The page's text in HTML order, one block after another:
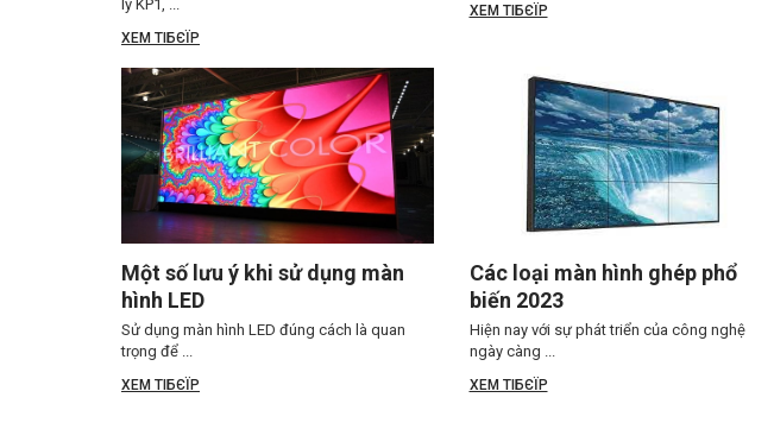
lý KP1, ...
XEM TIБЄЇP
XEM TIБЄЇP
Một số lưu ý khi sử dụng màn
hình LED
Sử dụng màn hình LED đúng cách là quan
trọng để ...
XEM TIБЄЇP
Các loại màn hình ghép phổ
biến 2023
Hiện nay với sự phát triển của công nghệ
ngày càng ...
XEM TIБЄЇP